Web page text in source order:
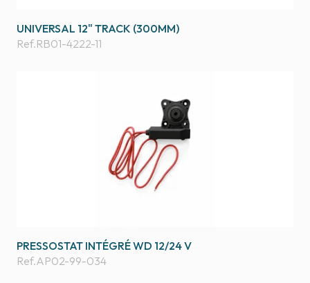
UNIVERSAL 12" TRACK (300MM)
Ref.RB01-4222-11
PRESSOSTAT INTÉGRÉ WD 12/24 V
Ref.AP02-99-034